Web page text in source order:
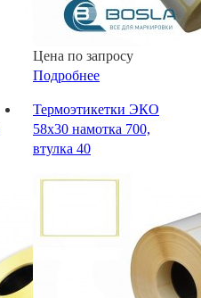
Цена по запросу
Подробнее
Термоэтикетки ЭКО
58х30 намотка 700,
втулка 40